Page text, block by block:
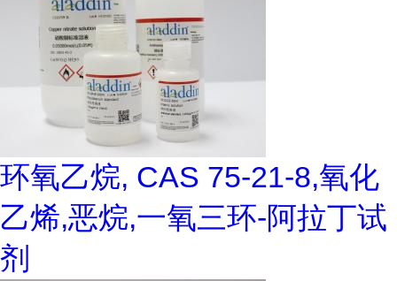
环氧乙烷, CAS 75-21-8,氧化
乙烯,恶烷,一氧三环-阿拉丁试
剂